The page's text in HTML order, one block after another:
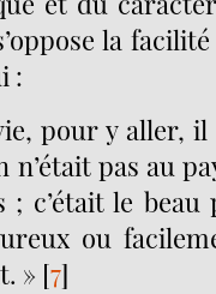
la
:
pour y aller,
n’était pas au
; c’était le beau
ou
» [7]